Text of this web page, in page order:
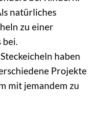
natürliches
zu einer
bei.
haben
Projekte
mit jemandem zu